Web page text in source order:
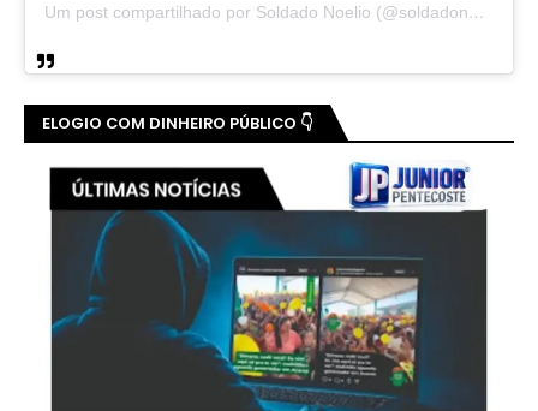
Um post compartilhado por Soldado Noelio (@soldadonoelio)
ELOGIO COM DINHEIRO PÚBLICO 👇